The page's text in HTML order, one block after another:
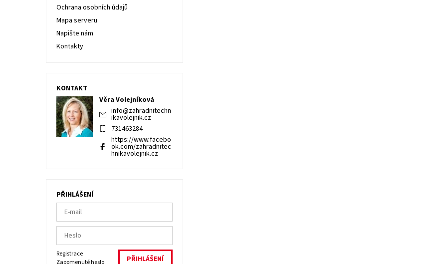
Ochrana osobních údajů
Mapa serveru
Napište nám
Kontakty
KONTAKT
Věra Volejníková
info@zahradnitechn
ikavolejnik.cz
731463284
https://www.facebo
ok.com/zahradnitec
hnikavolejnik.cz
PŘIHLÁŠENÍ
Registrace
Zapomenuté heslo